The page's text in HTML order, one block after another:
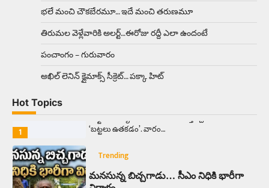
భలే మంచి చౌకబేరమూ… ఇదే మంచి తరుణమూ
తిరుమల వెళ్లేవారికి అలర్ట్‌…ఈరోజు రద్దీ ఎలా ఉందంటే
పంచాంగం – గురువారం
అఖిల్‌ లెనిన్ క్లైమాక్స్‌ సీక్రెట్‌… పక్కా హిట్‌
Hot Topics
ఉత్తర ప్రదేశ్‌లోని ఝాన్సీ జిల్లాలో ఒక వింతైన రోడ్డు
ప్రమాదం చోటుచేసుకుంది. ఝాన్సీ–కాన్పూర్ జాతీయ
రహదారిపై వేల సంఖ్యలో బీరు…
1
Trending
అక్కడ ఆదివారం బట్టలు ఉతికితే…జైలుకే
సాఫ్ట్‌వేర్ ఉద్యోగి వరకు అందరికీ గుర్తొచ్చే మొదటి పని
‘బట్టలు ఉతకడం’. వారం…
Trending
మనసున్న బిచ్చగాడు… సీఎం నిధికి భారీగా